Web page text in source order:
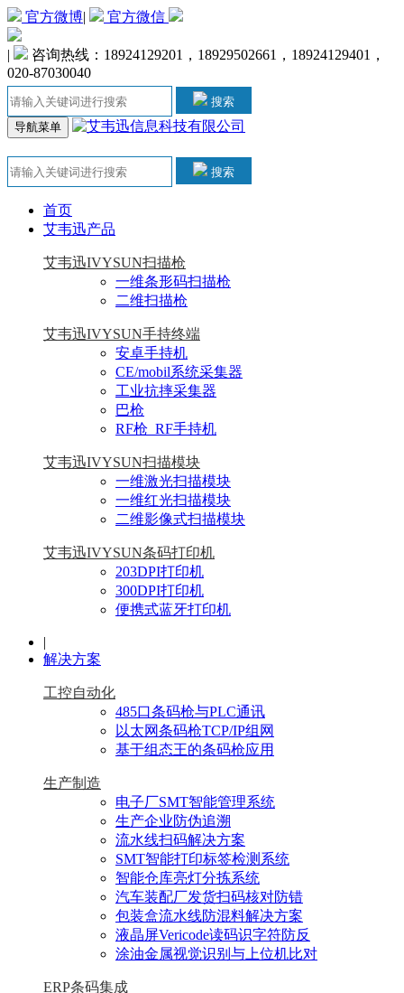
官方微博| 官方微信
|
咨询热线：18924129201，18929502661，18924129401，
020-87030040
搜索
导航菜单
搜索
首页
艾韦迅产品
艾韦迅IVYSUN扫描枪
一维条形码扫描枪
二维扫描枪
艾韦迅IVYSUN手持终端
安卓手持机
CE/mobil系统采集器
工业抗摔采集器
巴枪
RF枪_RF手持机
艾韦迅IVYSUN扫描模块
一维激光扫描模块
一维红光扫描模块
二维影像式扫描模块
艾韦迅IVYSUN条码打印机
203DPI打印机
300DPI打印机
便携式蓝牙打印机
|
解决方案
工控自动化
485口条码枪与PLC通讯
以太网条码枪TCP/IP组网
基于组态王的条码枪应用
生产制造
电子厂SMT智能管理系统
生产企业防伪追溯
流水线扫码解决方案
SMT智能打印标签检测系统
智能仓库亮灯分拣系统
汽车装配厂发货扫码核对防错
包装盒流水线防混料解决方案
液晶屏Vericode读码识字符防反
涂油金属视觉识别与上位机比对
ERP条码集成